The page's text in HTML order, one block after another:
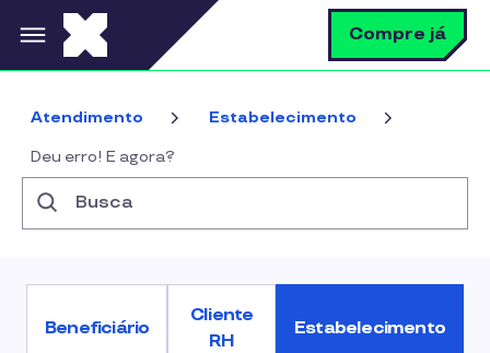
Pular para o conteúdo principal Compre já
Atendimento Estabelecimento
Deu erro! E agora?
Beneficiário
Cliente
RH
Estabelecimento